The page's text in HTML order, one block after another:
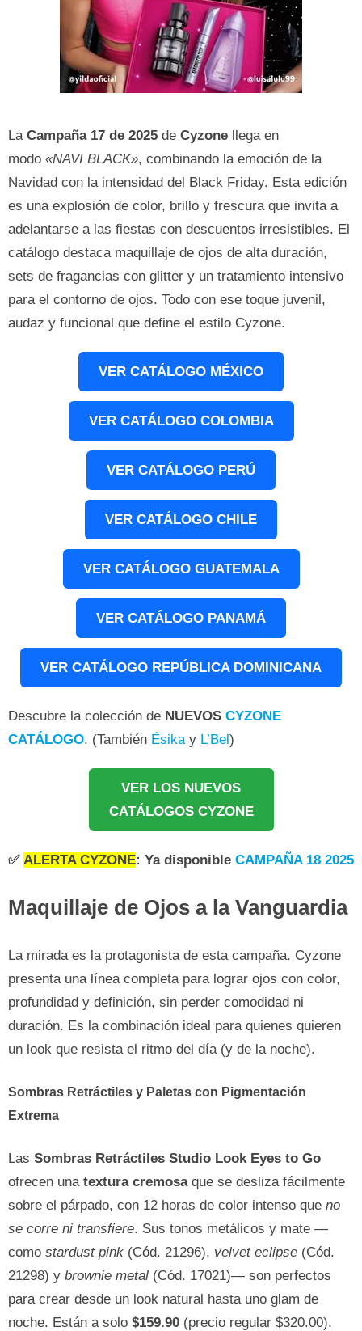
La Campaña 17 de 2025 de Cyzone llega en
modo «NAVI BLACK», combinando la emoción de la
Navidad con la intensidad del Black Friday. Esta edición
es una explosión de color, brillo y frescura que invita a
adelantarse a las fiestas con descuentos irresistibles. El
catálogo destaca maquillaje de ojos de alta duración,
sets de fragancias con glitter y un tratamiento intensivo
para el contorno de ojos. Todo con ese toque juvenil,
audaz y funcional que define el estilo Cyzone.
VER CATÁLOGO MÉXICO
VER CATÁLOGO COLOMBIA
VER CATÁLOGO PERÚ
VER CATÁLOGO CHILE
VER CATÁLOGO GUATEMALA
VER CATÁLOGO PANAMÁ
VER CATÁLOGO REPÚBLICA DOMINICANA
Descubre la colección de NUEVOS CYZONE
CATÁLOGO. (También Ésikay L’Bel)
VER LOS NUEVOS
CATÁLOGOS CYZONE
✅ ALERTA CYZONE: Ya disponible CAMPAÑA 18 2025
Maquillaje de Ojos a la Vanguardia
La mirada es la protagonista de esta campaña. Cyzone
presenta una línea completa para lograr ojos con color,
profundidad y definición, sin perder comodidad ni
duración. Es la combinación ideal para quienes quieren
un look que resista el ritmo del día (y de la noche).
Sombras Retráctiles y Paletas con Pigmentación
Extrema
Las Sombras Retráctiles Studio Look Eyes to Go
ofrecen una textura cremosaque se desliza fácilmente
sobre el párpado, con 12 horas de color intenso que no
se corre ni transfiere. Sus tonos metálicos y mate —
como stardust pink (Cód. 21296), velvet eclipse (Cód.
21298) y brownie metal (Cód. 17021)— son perfectos
para crear desde un look natural hasta uno glam de
noche. Están a solo $159.90 (precio regular $320.00).